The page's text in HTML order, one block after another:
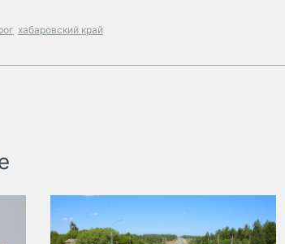
хабаровский край